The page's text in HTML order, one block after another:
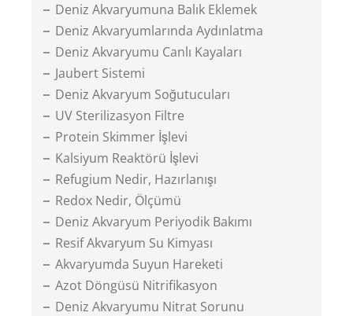
Deniz Akvaryumuna Balık Eklemek
Deniz Akvaryumlarında Aydınlatma
Deniz Akvaryumu Canlı Kayaları
Jaubert Sistemi
Deniz Akvaryum Soğutucuları
UV Sterilizasyon Filtre
Protein Skimmer İşlevi
Kalsiyum Reaktörü İşlevi
Refugium Nedir, Hazırlanışı
Redox Nedir, Ölçümü
Deniz Akvaryum Periyodik Bakımı
Resif Akvaryum Su Kimyası
Akvaryumda Suyun Hareketi
Azot Döngüsü Nitrifikasyon
Deniz Akvaryumu Nitrat Sorunu